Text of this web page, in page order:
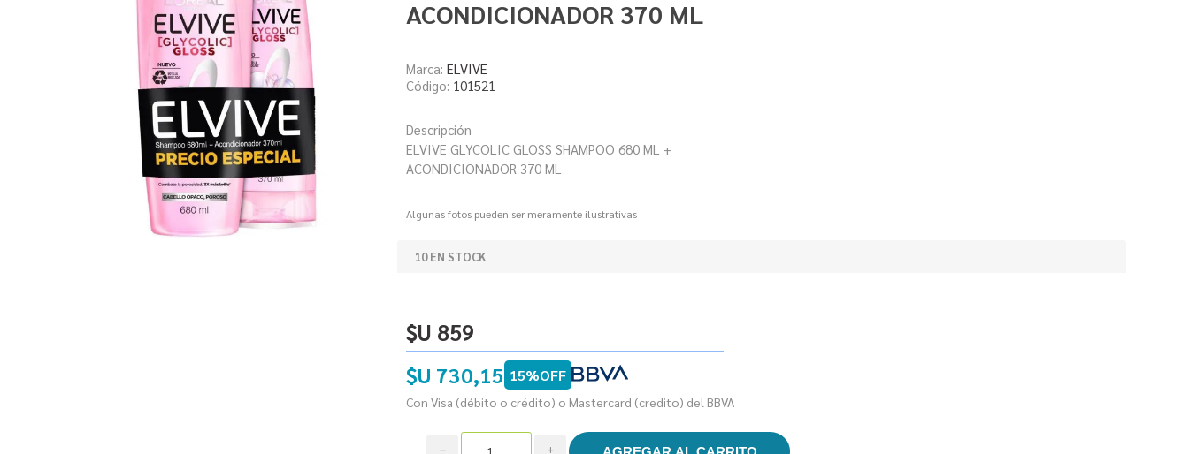
ACONDICIONADOR 370 ML
Marca: ELVIVE
Código: 101521
Descripción
ELVIVE GLYCOLIC GLOSS SHAMPOO 680 ML +
ACONDICIONADOR 370 ML
Algunas fotos pueden ser meramente ilustrativas
10 EN STOCK
$U 859
$U 730,15 15%OFF
Con Visa (débito o crédito) o Mastercard (credito) del BBVA
i
h